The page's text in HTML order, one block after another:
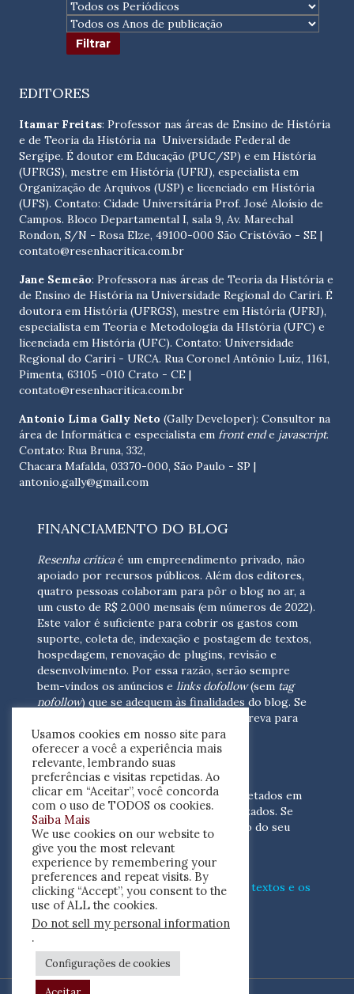
EDITORES
Itamar Freitas: Professor nas áreas de Ensino de História
e de Teoria da História na Universidade Federal de
Sergipe. É doutor em Educação (PUC/SP) e em História
(UFRGS), mestre em História (UFRJ), especialista em
Organização de Arquivos (USP) e licenciado em História
(UFS). Contato: Cidade Universitária Prof. José Aloísio de
Campos. Bloco Departamental I, sala 9, Av. Marechal
Rondon, S/N - Rosa Elze, 49100-000 São Cristóvão - SE |
contato@resenhacritica.com.br
Jane Semeão: Professora nas áreas de Teoria da História e
de Ensino de História na Universidade Regional do Cariri. É
doutora em História (UFRGS), mestre em História (UFRJ),
especialista em Teoria e Metodologia da HIstória (UFC) e
licenciada em História (UFC). Contato: Universidade
Regional do Cariri - URCA. Rua Coronel Antônio Luíz, 1161,
Pimenta, 63105 -010 Crato - CE |
contato@resenhacritica.com.br
Antonio Lima Gally Neto (Gally Developer): Consultor na
área de Informática e especialista em front ende javascript.
Contato: Rua Bruna, 332,
Chacara Mafalda, 03370-000, São Paulo - SP |
antonio.gally@gmail.com
FINANCIAMENTO DO BLOG
Resenha críticaé um empreendimento privado, não
apoiado por recursos públicos. Além dos editores,
quatro pessoas colaboram para pôr o blog no ar, a
um custo de R$ 2.000 mensais (em números de 2022).
Este valor é suficiente para cobrir os gastos com
suporte, coleta de, indexação e postagem de textos,
hospedagem, renovação de plugins, revisão e
desenvolvimento. Por essa razão, serão sempre
bem-vindos os anúncios e links dofollow(sem tag
nofollow) que se adequem às finalidades do blog. Se
escreva para
nós(contato@resenhacritica.com.br)
FONTES E ACERVO
As resenhas, dossiês e sumários são coletados em
periódicos acadêmicos e sites especializados. Se
você tem interesse em divulgar o acervo do seu
periódico, escreva para nós
(contato@resenhacritica.com.br)
Conheça omodocomo processamos os textos e os
índicesdisponibilizados neste blog.
ISSN 2764-0302
Usamos cookies em nosso site para
oferecer a você a experiência mais
relevante, lembrando suas
preferências e visitas repetidas. Ao
clicar em “Aceitar”, você concorda
com o uso de TODOS os cookies.
Saiba Mais
We use cookies on our website to
give you the most relevant
experience by remembering your
preferences and repeat visits. By
clicking “Accept”, you consent to the
use of ALL the cookies.
Do not sell my personal information
.
Configurações de cookies